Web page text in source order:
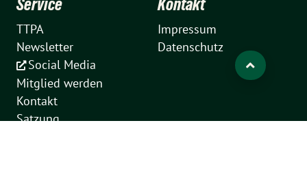
Service
TTPA
Newsletter
Social Media
Mitglied werden
Kontakt
Satzung
Kontakt
Impressum
Datenschutz